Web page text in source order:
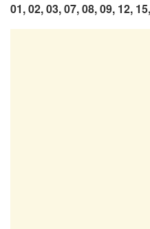
01, 02, 03, 07, 08, 09, 12,